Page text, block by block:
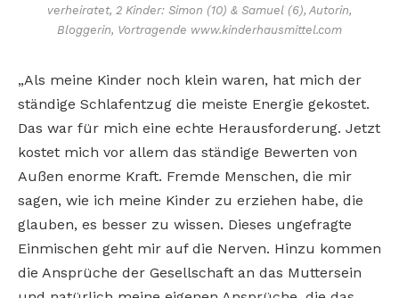
verheiratet, 2 Kinder: Simon (10) & Samuel (6), Autorin,
Bloggerin, Vortragende www.kinderhausmittel.com
„Als meine Kinder noch klein waren, hat mich der
ständige Schlafentzug die meiste Energie gekostet.
Das war für mich eine echte Herausforderung. Jetzt
kostet mich vor allem das ständige Bewerten von
Außen enorme Kraft. Fremde Menschen, die mir
sagen, wie ich meine Kinder zu erziehen habe, die
glauben, es besser zu wissen. Dieses ungefragte
Einmischen geht mir auf die Nerven. Hinzu kommen
die Ansprüche der Gesellschaft an das Muttersein